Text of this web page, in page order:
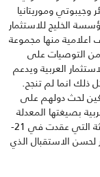
وجيبوتي وموريتانيا
الخليج للاستثمار
اعلامية منها مجموعة
من التوصيات على
العربية ويدعم
ذلك انما لم تنجح.
لحث دولهم على
بصيغتها المعدلة
وفق ما جاء في قرارات قمة الرياض الاقتصادية الثالثة التي عقدت في 21-
لحسن الاستقبال الذي